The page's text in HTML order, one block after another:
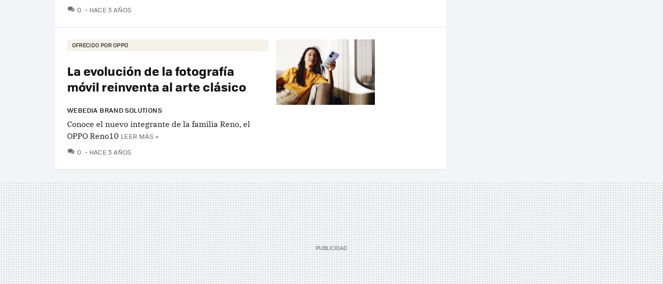
0 COMENTARIOS
HACE 3 AÑOS
OFRECIDO POR OPPO
La evolución de la fotografía
móvil reinventa al arte clásico
WEBEDIA BRAND SOLUTIONS
Conoce el nuevo integrante de la familia Reno, el
OPPO Reno10 LEER MÁS »
0 COMENTARIOS
HACE 3 AÑOS